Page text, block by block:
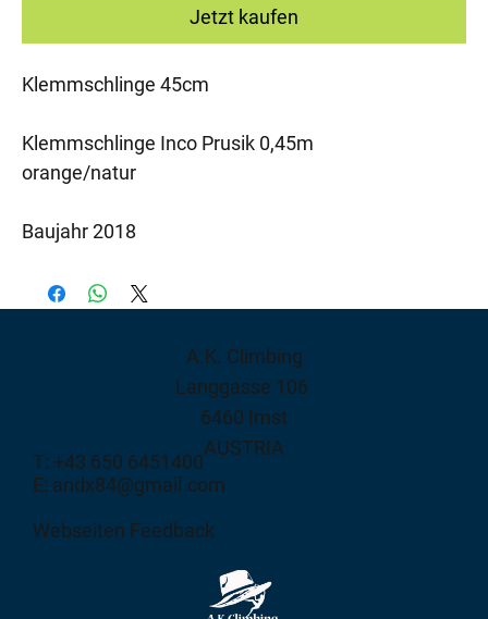
Jetzt kaufen
Klemmschlinge 45cm
Klemmschlinge Inco Prusik 0,45m
orange/natur
Baujahr 2018
A.K. Climbing
Langgasse 106
6460 Imst
AUSTRIA
T: +43 650 6451400
E: andx84@gmail.com
Webseiten Feedback